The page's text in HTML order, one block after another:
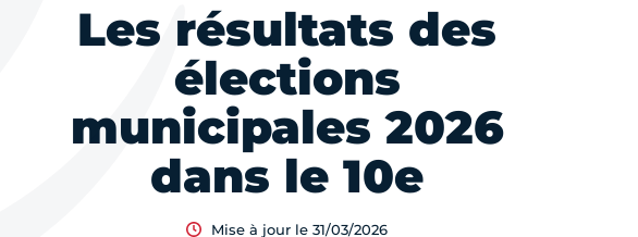
Les résultats des
élections
municipales 2026
dans le 10e
Mise à jour le 31/03/2026